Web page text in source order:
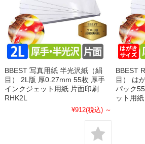
BBEST 写真用紙 半光沢紙（絹
目） 2L版 厚0.27mm 55枚 厚手
インクジェット用紙 片面印刷
RHK2L
¥912(税込) ～
BBEST
目） は
パック
ット用